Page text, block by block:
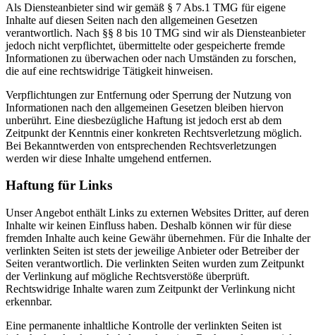
Als Diensteanbieter sind wir gemäß § 7 Abs.1 TMG für eigene
Inhalte auf diesen Seiten nach den allgemeinen Gesetzen
verantwortlich. Nach §§ 8 bis 10 TMG sind wir als Diensteanbieter
jedoch nicht verpflichtet, übermittelte oder gespeicherte fremde
Informationen zu überwachen oder nach Umständen zu forschen,
die auf eine rechtswidrige Tätigkeit hinweisen.
Verpflichtungen zur Entfernung oder Sperrung der Nutzung von
Informationen nach den allgemeinen Gesetzen bleiben hiervon
unberührt. Eine diesbezügliche Haftung ist jedoch erst ab dem
Zeitpunkt der Kenntnis einer konkreten Rechtsverletzung möglich.
Bei Bekanntwerden von entsprechenden Rechtsverletzungen
werden wir diese Inhalte umgehend entfernen.
Haftung für Links
Unser Angebot enthält Links zu externen Websites Dritter, auf deren
Inhalte wir keinen Einfluss haben. Deshalb können wir für diese
fremden Inhalte auch keine Gewähr übernehmen. Für die Inhalte der
verlinkten Seiten ist stets der jeweilige Anbieter oder Betreiber der
Seiten verantwortlich. Die verlinkten Seiten wurden zum Zeitpunkt
der Verlinkung auf mögliche Rechtsverstöße überprüft.
Rechtswidrige Inhalte waren zum Zeitpunkt der Verlinkung nicht
erkennbar.
Eine permanente inhaltliche Kontrolle der verlinkten Seiten ist